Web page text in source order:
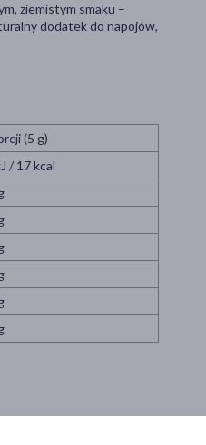
ziemistym smaku –
dodatek do napojów,
(5 g)
/ 17 kcal